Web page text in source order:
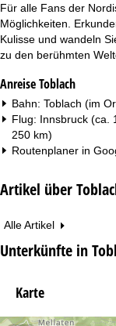
Für alle Fans der
Möglichkeiten.
Kulisse und wandeln
zu den berühmten
Anreise Toblach
Bahn: Toblach (im
Flug: Innsbruck (ca.
250 km)
Routenplaner in
Artikel über
Alle Artikel
Unterkünfte in
Karte